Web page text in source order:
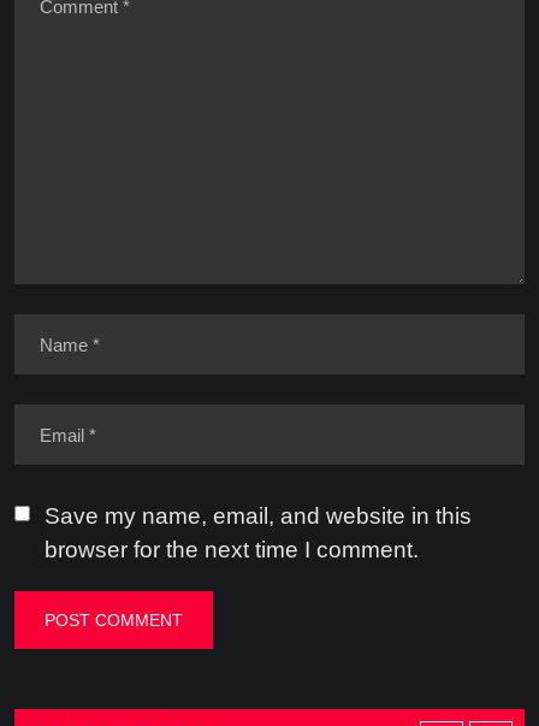
Save my name, email, and website in this
browser for the next time I comment.